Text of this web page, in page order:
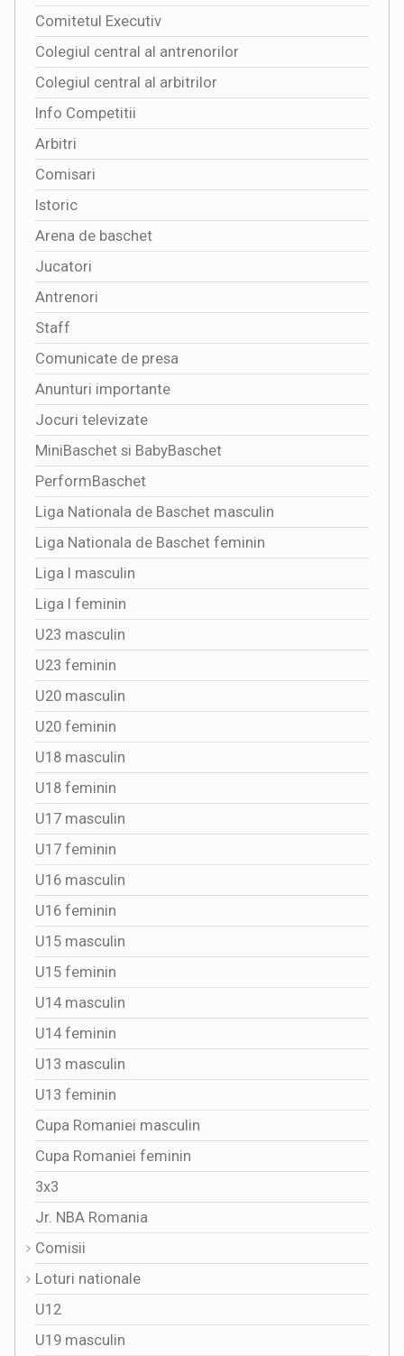
Comitetul Executiv
Colegiul central al antrenorilor
Colegiul central al arbitrilor
Info Competitii
Arbitri
Comisari
Istoric
Arena de baschet
Jucatori
Antrenori
Staff
Comunicate de presa
Anunturi importante
Jocuri televizate
MiniBaschet si BabyBaschet
PerformBaschet
Liga Nationala de Baschet masculin
Liga Nationala de Baschet feminin
Liga I masculin
Liga I feminin
U23 masculin
U23 feminin
U20 masculin
U20 feminin
U18 masculin
U18 feminin
U17 masculin
U17 feminin
U16 masculin
U16 feminin
U15 masculin
U15 feminin
U14 masculin
U14 feminin
U13 masculin
U13 feminin
Cupa Romaniei masculin
Cupa Romaniei feminin
3x3
Jr. NBA Romania
Comisii
Loturi nationale
U12
U19 masculin